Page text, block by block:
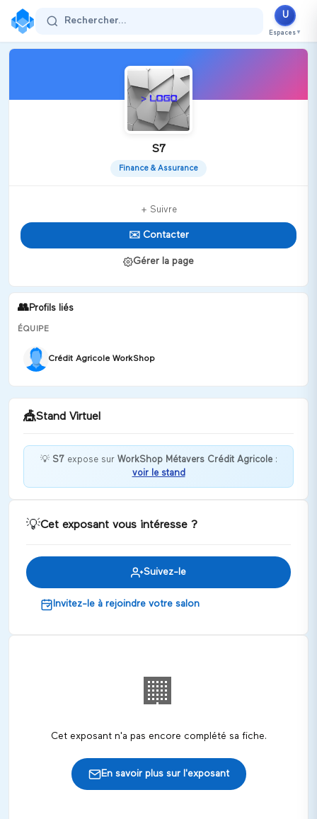
Rechercher...
U
Espaces ▼
S7
Finance & Assurance
+ Suivre
✉️ Contacter
Gérer la page
👥Profils liés
ÉQUIPE
Crédit Agricole WorkShop
🎪Stand Virtuel
Bienvenue chez S7 !
💡 S7 expose sur WorkShop Métavers Crédit Agricole:
voir le stand
💡Cet exposant vous intéresse ?
Suivez-le
Invitez-le à rejoindre votre salon
🏢
Cet exposant n'a pas encore complété sa fiche.
En savoir plus sur l'exposant